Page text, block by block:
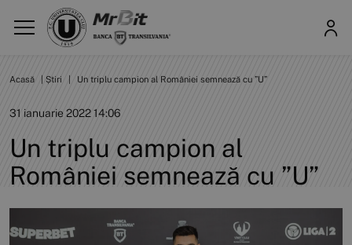
Acasă Știri Un triplu campion al României semnează cu ”U”
31 ianuarie 2022 14:06
Un triplu campion al
României semnează cu ”U”